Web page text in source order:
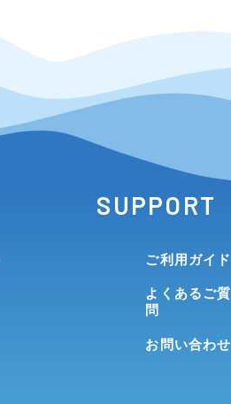
SUPPORT
ご利用ガイド
よくあるご質
問
お問い合わせ